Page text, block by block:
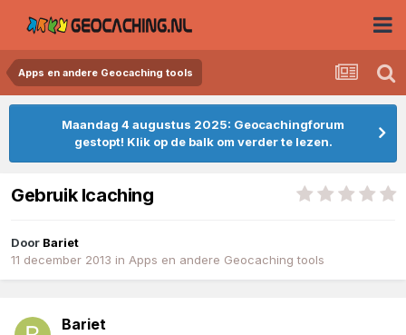
Apps en andere Geocaching tools
Maandag 4 augustus 2025: Geocachingforum
gestopt! Klik op de balk om verder te lezen.
Gebruik Icaching
Door Bariet
11 december 2013 in Apps en andere Geocaching tools
Bariet